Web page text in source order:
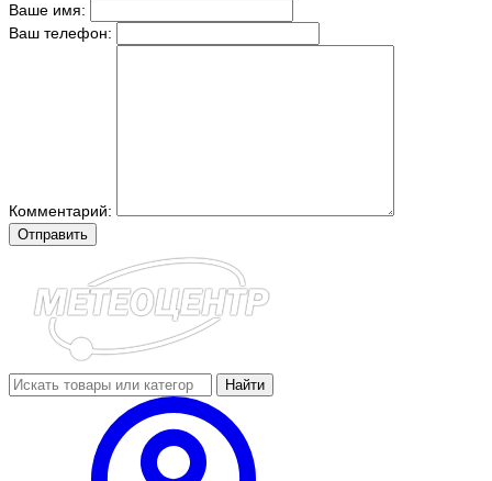
Ваше имя:
Ваш телефон:
Комментарий:
Отправить
Найти